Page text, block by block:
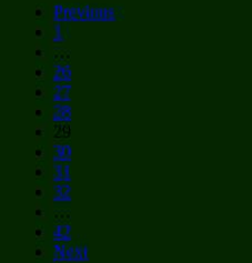
Previous
1
…
26
27
28
29
30
31
32
…
42
Next